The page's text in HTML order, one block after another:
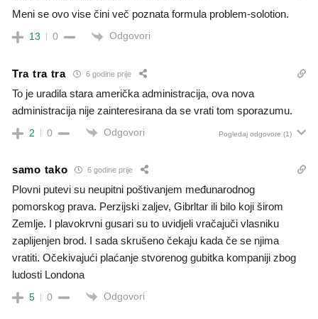
Meni se ovo vise čini več poznata formula problem-solotion.
13 0 Odgovori
Tra tra tra 6 godine prije
To je uradila stara američka administracija, ova nova
administracija nije zainteresirana da se vrati tom sporazumu.
2 0 Odgovori Pogledaj odgovore (1)
samo tako 6 godine prije
Plovni putevi su neupitni poštivanjem međunarodnog
pomorskog prava. Perzijski zaljev, Gibrltar ili bilo koji širom
Zemlje. I plavokrvni gusari su to uvidjeli vračajuči vlasniku
zaplijenjen brod. I sada skrušeno čekaju kada če se njima
vratiti. Očekivajući plaćanje stvorenog gubitka kompaniji zbog
ludosti Londona
5 0 Odgovori